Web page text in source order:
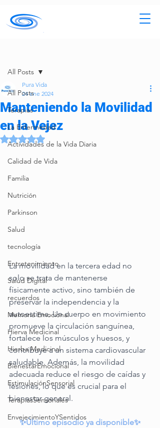
All Posts
Terapias
La Enfermedad
Actividades de la Vida Diaria
Calidad de Vida
Familia
Nutrición
Parkinson
Salud
tecnología
Entretenimiento
Salud Digital
recuerdos
Memoria Emocional
Hierva Medicinal
Hierba Medicinal
BienestarEmocional
EstimulaciónSensorial
TerapiasSensoriales
EnvejecimientoYSentidos
All Posts
Manteniendo la Movilidad
en la Vejez
Pura Vida
24 ene 2024
Obtuvo NaN de 5 estrellas.
La movilidad en la tercera edad no
solo se trata de mantenerse
físicamente activo, sino también de
preservar la independencia y la
autoestima. Un cuerpo en movimiento
promueve la circulación sanguínea,
fortalece los músculos y huesos, y
contribuye a un sistema cardiovascular
saludable. Además, la movilidad
adecuada reduce el riesgo de caídas y
lesiones, lo que es crucial para el
bienestar general.
✨Último episodio ya disponible✨